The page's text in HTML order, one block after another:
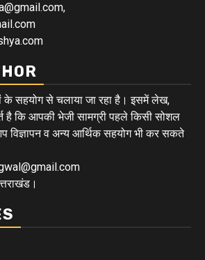
के सहयोग से चलाया जा रहा है। इसमें लेख,
है कि आपकी भेजी सामग्री पहले किसी सोशल
विज्ञापन व अन्य आर्थिक सहयोग भी कर सकते